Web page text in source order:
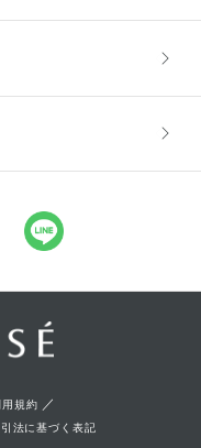
用規約 ／
法に基づく表記